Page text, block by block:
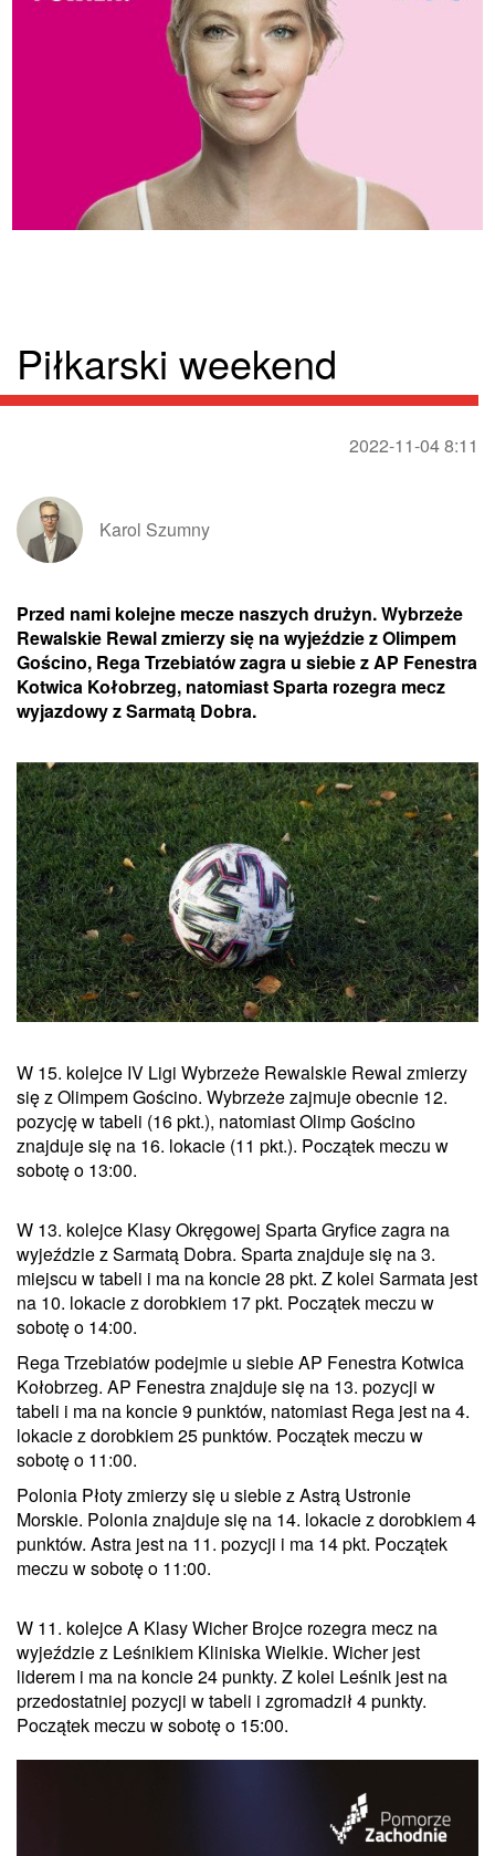
Piłkarski weekend
2022-11-04 8:11
Karol Szumny
Przed nami kolejne mecze naszych drużyn. Wybrzeże
Rewalskie Rewal zmierzy się na wyjeździe z Olimpem
Gościno, Rega Trzebiatów zagra u siebie z AP Fenestra
Kotwica Kołobrzeg, natomiast Sparta rozegra mecz
wyjazdowy z Sarmatą Dobra.
W 15. kolejce IV Ligi Wybrzeże Rewalskie Rewal zmierzy
się z Olimpem Gościno. Wybrzeże zajmuje obecnie 12.
pozycję w tabeli (16 pkt.), natomiast Olimp Gościno
znajduje się na 16. lokacie (11 pkt.). Początek meczu w
sobotę o 13:00.
W 13. kolejce Klasy Okręgowej Sparta Gryfice zagra na
wyjeździe z Sarmatą Dobra. Sparta znajduje się na 3.
miejscu w tabeli i ma na koncie 28 pkt. Z kolei Sarmata jest
na 10. lokacie z dorobkiem 17 pkt. Początek meczu w
sobotę o 14:00.
Rega Trzebiatów podejmie u siebie AP Fenestra Kotwica
Kołobrzeg. AP Fenestra znajduje się na 13. pozycji w
tabeli i ma na koncie 9 punktów, natomiast Rega jest na 4.
lokacie z dorobkiem 25 punktów. Początek meczu w
sobotę o 11:00.
Polonia Płoty zmierzy się u siebie z Astrą Ustronie
Morskie. Polonia znajduje się na 14. lokacie z dorobkiem 4
punktów. Astra jest na 11. pozycji i ma 14 pkt. Początek
meczu w sobotę o 11:00.
W 11. kolejce A Klasy Wicher Brojce rozegra mecz na
wyjeździe z Leśnikiem Kliniska Wielkie. Wicher jest
liderem i ma na koncie 24 punkty. Z kolei Leśnik jest na
przedostatniej pozycji w tabeli i zgromadził 4 punkty.
Początek meczu w sobotę o 15:00.